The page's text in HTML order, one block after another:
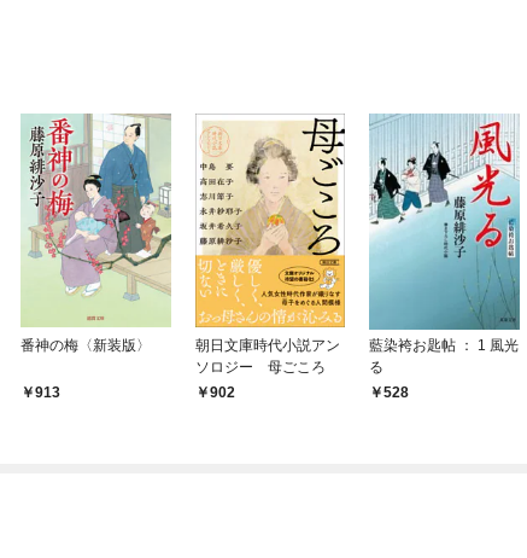
番神の梅〈新装版〉
913
朝日文庫時代小説アン
ソロジー 母ごころ
902
藍染袴お匙帖 ： 1 風光
る
528